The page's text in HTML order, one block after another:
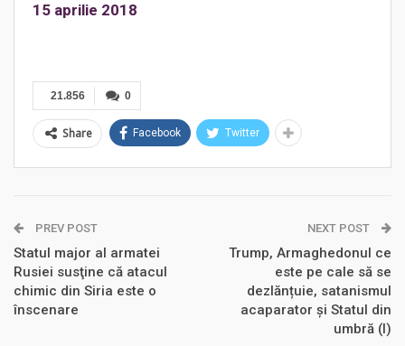
15 aprilie 2018
0
21.856
Share Facebook Twitter
PREV POST
Statul major al armatei
Rusiei susţine că atacul
chimic din Siria este o
înscenare
NEXT POST
Trump, Armaghedonul ce
este pe cale să se
dezlănțuie, satanismul
acaparator și Statul din
umbră (I)